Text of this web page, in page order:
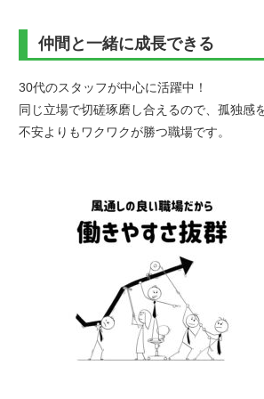
仲間と一緒に成長できる
30代のスタッフが中心に活躍中！
同じ立場で切磋琢磨し合えるので、孤独感
不安よりもワクワクが勝つ職場です。